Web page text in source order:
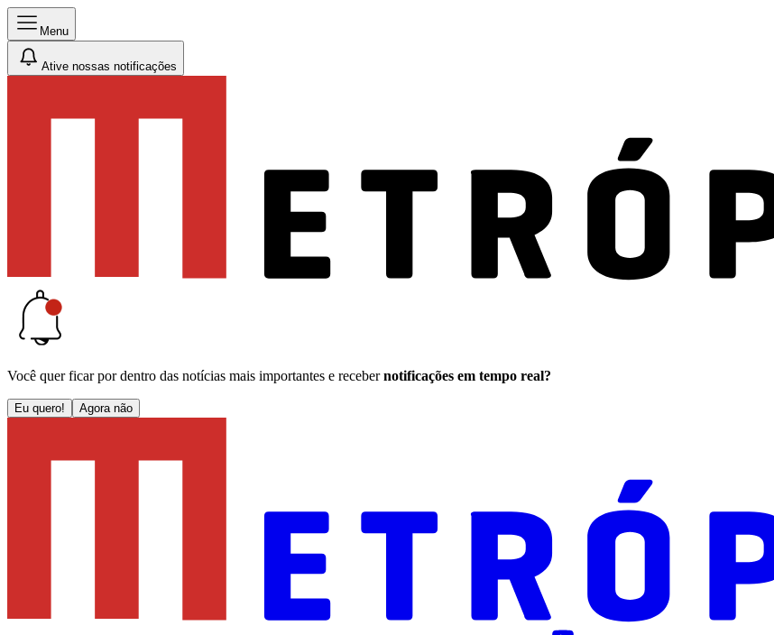
Menu
Ative nossas notificações
Você quer ficar por dentro das notícias mais importantes e receber notificações em tempo real?
Eu quero! Agora não